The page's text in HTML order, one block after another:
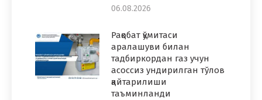
06.08.2026
Рақобат қўмитаси
аралашуви билан
тадбиркордан газ учун
асоссиз ундирилган тўлов
қайтарилиши
таъминланди